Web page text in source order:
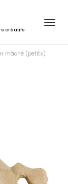
créatifs
mâché (petits)